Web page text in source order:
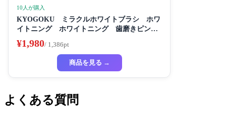
10人が購入
KYOGOKU ミラクルホワイトブラシ ホワ
イトニング ホワイトニング 歯磨きピンク
き粉き 歯磨き粉 セルフホワイトニング
¥1,980/ 1,386pt
商品を見る →
よくある質問